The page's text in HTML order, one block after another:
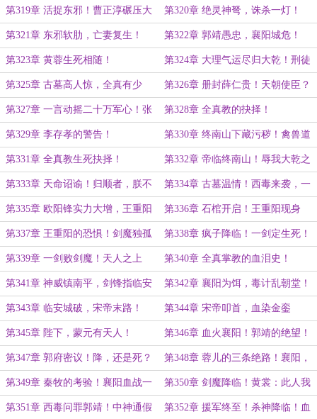
的灭国第一战！
第319章 活捉东邪！曹正淳碾压大
宗师！
第320章 绝灵神弩，诛杀一灯！
第321章 东邪软肋，亡妻复生！ 第322章 郭靖愚忠，襄阳城危！
第323章 黄蓉生死相随！ 第324章 大理气运尽归大乾！刑徒
军立
第325章 古墓高人惊，全真有少
年！
第326章 册封薛仁贵！天朝使臣？
第327章 一言动摇二十万军心！张
世杰的抉择！
第328章 全真教的抉择！
第329章 李存孝的警告！ 第330章 终南山下藏污秽！禽兽道
士欲行不轨！
第331章 全真教生死抉择！ 第332章 帝临终南山！辱我大乾之
人
第333章 天命诏谕！归顺者，朕不
吝赏
第334章 古墓温情！西毒来袭，一
剑败之
第335章 欧阳锋实力大增，王重阳
假死之谜！
第336章 石棺开启！王重阳现身
第337章 王重阳的恐惧！剑魔独孤 第338章 疯子降临！一剑定生死！
第339章 一剑败剑魔！天人之上 第340章 全真掌教的血泪史！
第341章 神威镇南平，剑锋指临安 第342章 襄阳为饵，毒计乱朝堂！
第343章 临安城破，宋帝末路！ 第344章 宋帝叩首，血染金銮
第345章 陛下，蒙元有天人！ 第346章 血火襄阳！郭靖的绝望！
大宋……亡了！
第347章 郭府密议！降，还是死？ 第348章 蓉儿的三条绝路！襄阳，
降了！
第349章 秦牧的考验！襄阳血战一
月！
第350章 剑魔降临！黄裳：此人我
亦无胜算
第351章 西毒问罪郭靖！中神通假 第352章 援军终至！杀神降临！血